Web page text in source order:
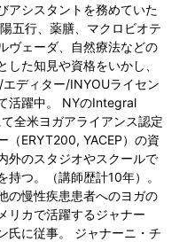
アシスタントを務めていた
五行、薬膳、マクロビオテ
ヴェーダ、自然療法などの
した知見や資格をいかし、
ディター/INYOUライセン
活躍中。 NYのIntegral
全米ヨガアライアンス認定
（ERYT200, YACEP）の資
外のスタジオやスクールで
持つ。（講師歴計10年）。
の慢性疾患患者へのヨガの
リカで活躍するジャナー
氏に従事。 ジャナーニ・チ